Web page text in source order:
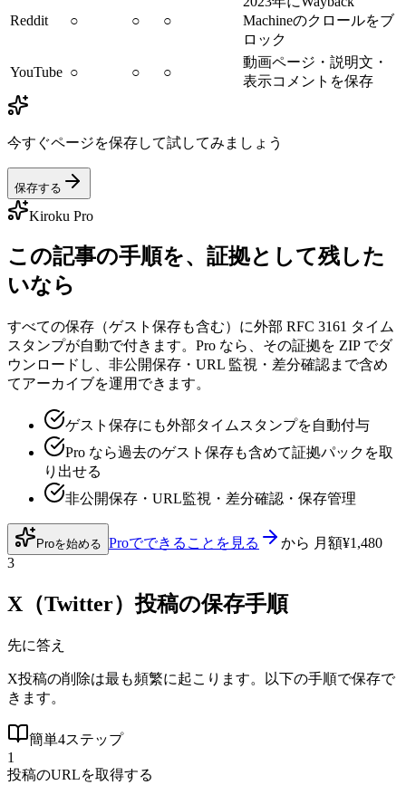
Reddit ○ ○ ○
Machineのクロールをブ
ロック
YouTube ○ ○ ○
動画ページ・説明文・
表示コメントを保存
今すぐページを保存して試してみましょう
保存する
Kiroku Pro
この記事の手順を、証拠として残した
いなら
すべての保存（ゲスト保存も含む）に外部 RFC 3161 タイム
スタンプが自動で付きます。Pro なら、その証拠を ZIP でダ
ウンロードし、非公開保存・URL 監視・差分確認まで含め
てアーカイブを運用できます。
ゲスト保存にも外部タイムスタンプを自動付与
Pro なら過去のゲスト保存も含めて証拠パックを取
り出せる
非公開保存・URL監視・差分確認・保存管理
Proを始める Proでできることを見る から 月額¥1,480
3
X（Twitter）投稿の保存手順
先に答え
X投稿の削除は最も頻繁に起こります。以下の手順で保存で
きます。
簡単4ステップ
1
投稿のURLを取得する